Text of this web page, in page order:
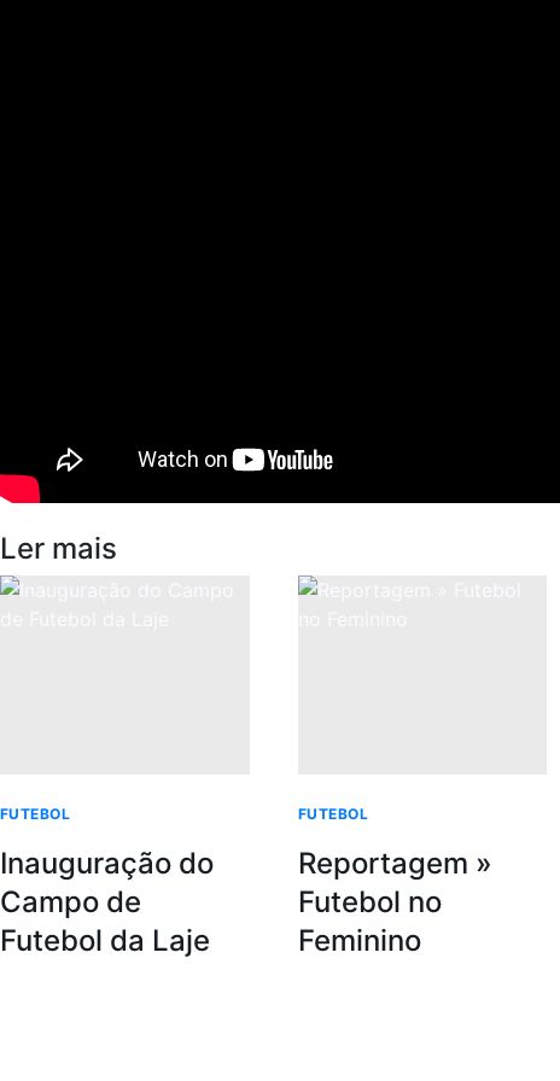
Ler mais
FUTEBOL
Inauguração do
Campo de
Futebol da Laje
FUTEBOL
Reportagem »
Futebol no
Feminino